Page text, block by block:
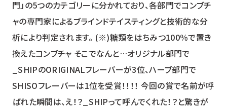
門」の5つのカテゴリーに分かれており、各部門でコンブチ
ャの専門家によるブラインドテイスティングと技術的な分
析により判定されます。 (※)糖類をはちみつ100％で置き
換えたコンブチャ そこでなんと…オリジナル部門で
_SHIPのORIGINALフレーバーが3位、ハーブ部門で
SHISOフレーバーは1位を受賞！！！！ 今回の賞で名前が呼
ばれた瞬間は、え！？_SHIPって呼んでくれた！？と驚きが